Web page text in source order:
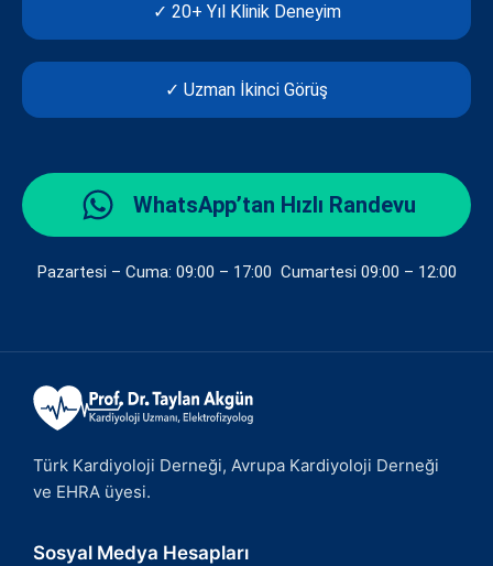
✓ 20+ Yıl Klinik Deneyim
✓ Uzman İkinci Görüş
WhatsApp’tan Hızlı Randevu
Pazartesi – Cuma: 09:00 – 17:00 Cumartesi 09:00 – 12:00
Türk Kardiyoloji Derneği, Avrupa Kardiyoloji Derneği
ve EHRA üyesi.
Sosyal Medya Hesapları